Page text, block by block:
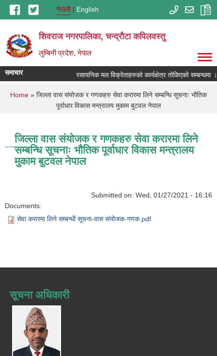
Skip to main contentनेपाली English
शिवराज नगरपालिका, चन्द्राैटा कपिलवस्तु
लुम्बिनी प्रदेश, नेपाल
समाचार रसायनिक मल विक्रेताहरुको कार्यक्षेत्र तोकिएको सम्बन्धमा ।
You are here
Home » जिल्ला वास संयोजक र गणकहरु सेवा करारमा लिने सम्बन्धि सूचनाः भौतिक
पूर्वाधार विकास मन्त्रालय मुकाम बुटवल नेपाल
जिल्ला वास संयोजक र गणकहरु सेवा करारमा लिने
सम्बन्धि सूचनाः भौतिक पूर्वाधार विकास मन्त्रालय
मुकाम बुटवल नेपाल
Submitted on: Wed, 01/27/2021 - 16:16
Documents:
सेवा करारमा लिने सम्बन्धी सूचना-वास संयोजक-गणक.pdf
सूचना अधिकारी